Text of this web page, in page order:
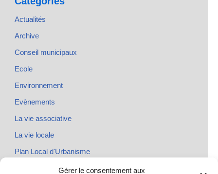
Gérer le consentement aux
Actualités
Archive
Conseil municipaux
Ecole
Environnement
Evènements
La vie associative
La vie locale
Plan Local d'Urbanisme